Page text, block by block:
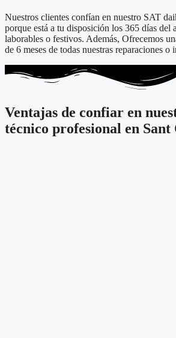
Nuestros clientes confían en nuestro SAT
porque está a tu disposición los 365 días del
laborables o festivos. Además, Ofrecemos
de 6 meses de todas nuestras reparaciones o
Ventajas de confiar en
técnico profesional en